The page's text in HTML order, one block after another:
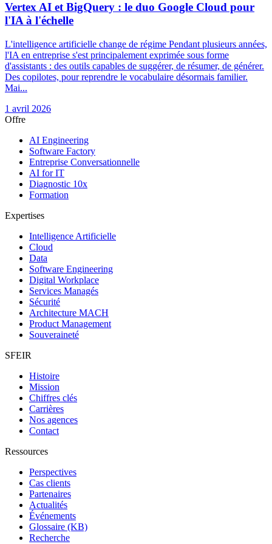
Vertex AI et BigQuery : le duo Google Cloud pour
l'IA à l'échelle
L'intelligence artificielle change de régime Pendant plusieurs années,
l'IA en entreprise s'est principalement exprimée sous forme
d'assistants : des outils capables de suggérer, de résumer, de générer.
Des copilotes, pour reprendre le vocabulaire désormais familier.
Mai...
1 avril 2026
Offre
AI Engineering
Software Factory
Entreprise Conversationnelle
AI for IT
Diagnostic 10x
Formation
Expertises
Intelligence Artificielle
Cloud
Data
Software Engineering
Digital Workplace
Services Managés
Sécurité
Architecture MACH
Product Management
Souveraineté
SFEIR
Histoire
Mission
Chiffres clés
Carrières
Nos agences
Contact
Ressources
Perspectives
Cas clients
Partenaires
Actualités
Événements
Glossaire (KB)
Recherche